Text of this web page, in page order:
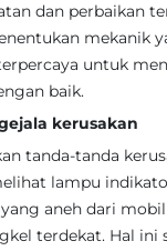
dan perbaikan
mekanik
untuk
baik.
kerusakan
tanda-tanda
lampu
aneh dari mobil
terdekat. Hal ini